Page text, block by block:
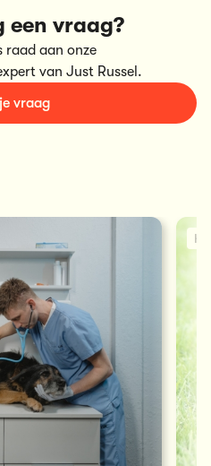
een vraag?
raad aan onze
van Just Russel.
vraag